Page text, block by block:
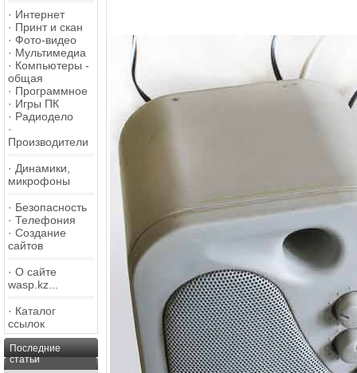
· Интернет
· Принт и скан
· Фото-видео
· Мультимедиа
· Компьютеры -
общая
· Программное
· Игры ПК
· Радиодело
·
Производители
· Динамики,
микрофоны
· Безопасность
· Телефония
· Создание
сайтов
· О сайте
wasp.kz...
· Каталог
ссылок
Последние
статьи